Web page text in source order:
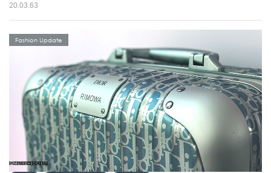
20.03.63
Fashion Update